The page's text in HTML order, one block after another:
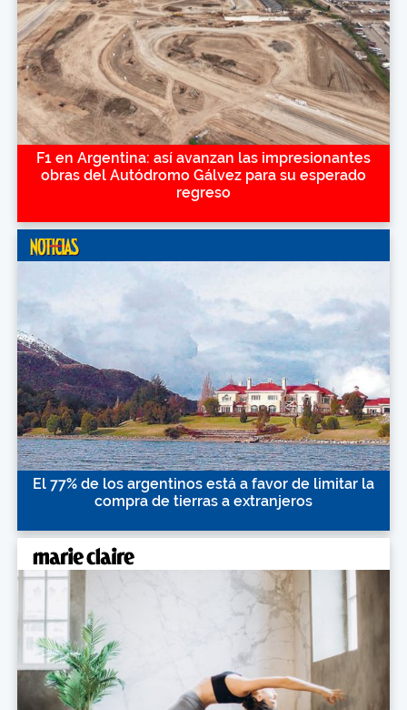
F1 en Argentina: así avanzan las impresionantes
obras del Autódromo Gálvez para su esperado
regreso
El 77% de los argentinos está a favor de limitar la
compra de tierras a extranjeros